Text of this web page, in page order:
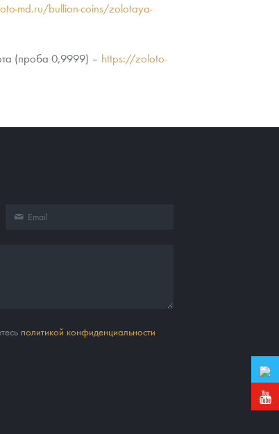
md.ru/bullion-coins/zolotaya-
(проба 0,9999) – https://zoloto-
политикой конфиденциальности